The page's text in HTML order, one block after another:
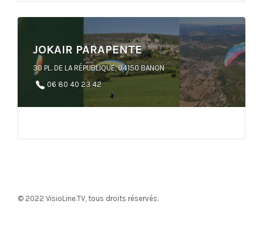
JOKAIR PARAPENTE
30 PL. DE LA RÉPUBLIQUE, 04150 BANON
06 80 40 23 42
© 2022 VisioLine.TV , tous droits réservés.